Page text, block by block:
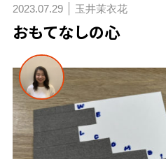
2023.07.29 玉井茉衣花
おもてなしの心